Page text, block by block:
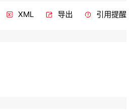
XML 导出 引用提醒